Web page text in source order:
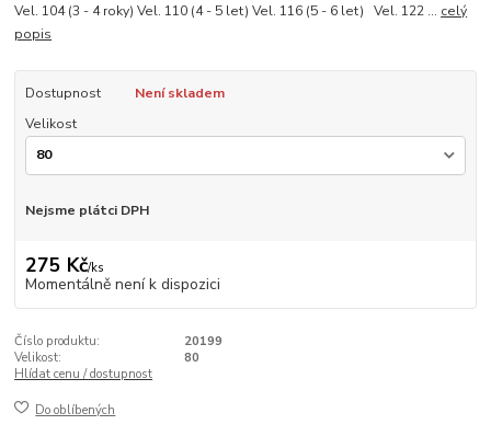
Vel. 104 (3 - 4 roky) Vel. 110 (4 - 5 let) Vel. 116 (5 - 6 let) Vel. 122 ... celý
popis
Dostupnost
Není skladem
Velikost
Nejsme plátci DPH
275 Kč/ks
Momentálně není k dispozici
Číslo produktu:
20199
Velikost:
80
Hlídat cenu / dostupnost
Do oblíbených